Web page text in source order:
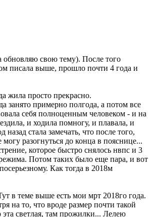
свою тему). После того
писала выше, прошло почти 4 года и
жила просто прекрасно.
занято примерно полгода, а потом все
себя полноценным человеком - и на
и ходила помногу, и плавала, и
назад стала замечать, что после того,
могу разогнуться до конца в пояснице...
которое быстро снялось нвпс и 3
Потом таких было еще пара, и вот
Как тогда в 2018м
в теме выше есть мои мрт 2018го года.
на то, что вроде размер почти такой
эта светлая, там прожилки... Лелею